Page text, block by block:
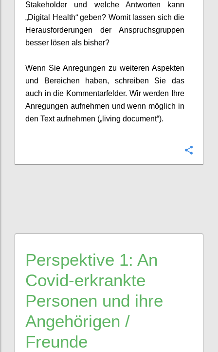
Stakeholder und welche Antworten kann
„Digital Health“ geben? Womit lassen sich die
Herausforderungen der Anspruchsgruppen
besser lösen als bisher?
Wenn Sie Anregungen zu weiteren Aspekten
und Bereichen haben, schreiben Sie das
auch in die Kommentarfelder. Wir werden
Ihre
Anregungen aufnehmen und wenn möglich in
den Textaufnehmen („ living document“).
Perspektive 1: An
Covid-erkrankte
Personen und ihre
Angehörigen /
Freunde